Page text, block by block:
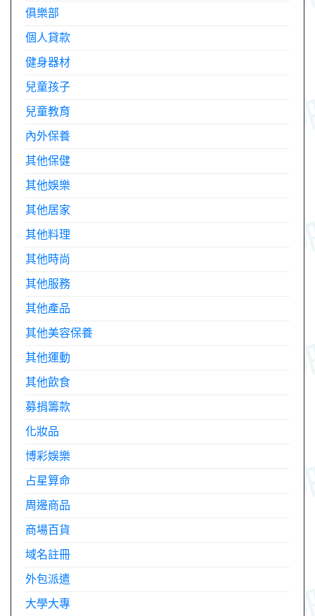
俱樂部
個人貸款
健身器材
兒童孩子
兒童教育
內外保養
其他保健
其他娛樂
其他居家
其他料理
其他時尚
其他服務
其他產品
其他美容保養
其他運動
其他飲食
募捐籌款
化妝品
博彩娛樂
占星算命
周邊商品
商場百貨
域名註冊
外包派遣
大學大專